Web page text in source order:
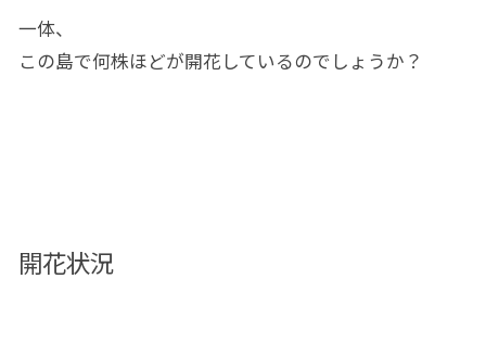
一体、
この島で何株ほどが開花しているのでしょうか？
開花状況